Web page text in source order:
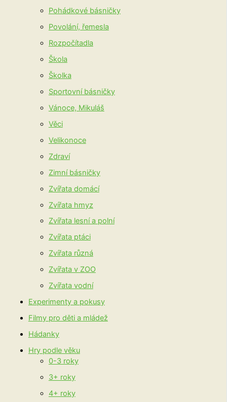
Pohádkové básničky
Povolání, řemesla
Rozpočítadla
Škola
Školka
Sportovní básničky
Vánoce, Mikuláš
Věci
Velikonoce
Zdraví
Zimní básničky
Zvířata domácí
Zvířata hmyz
Zvířata lesní a polní
Zvířata ptáci
Zvířata různá
Zvířata v ZOO
Zvířata vodní
Experimenty a pokusy
Filmy pro děti a mládež
Hádanky
Hry podle věku
0-3 roky
3+ roky
4+ roky